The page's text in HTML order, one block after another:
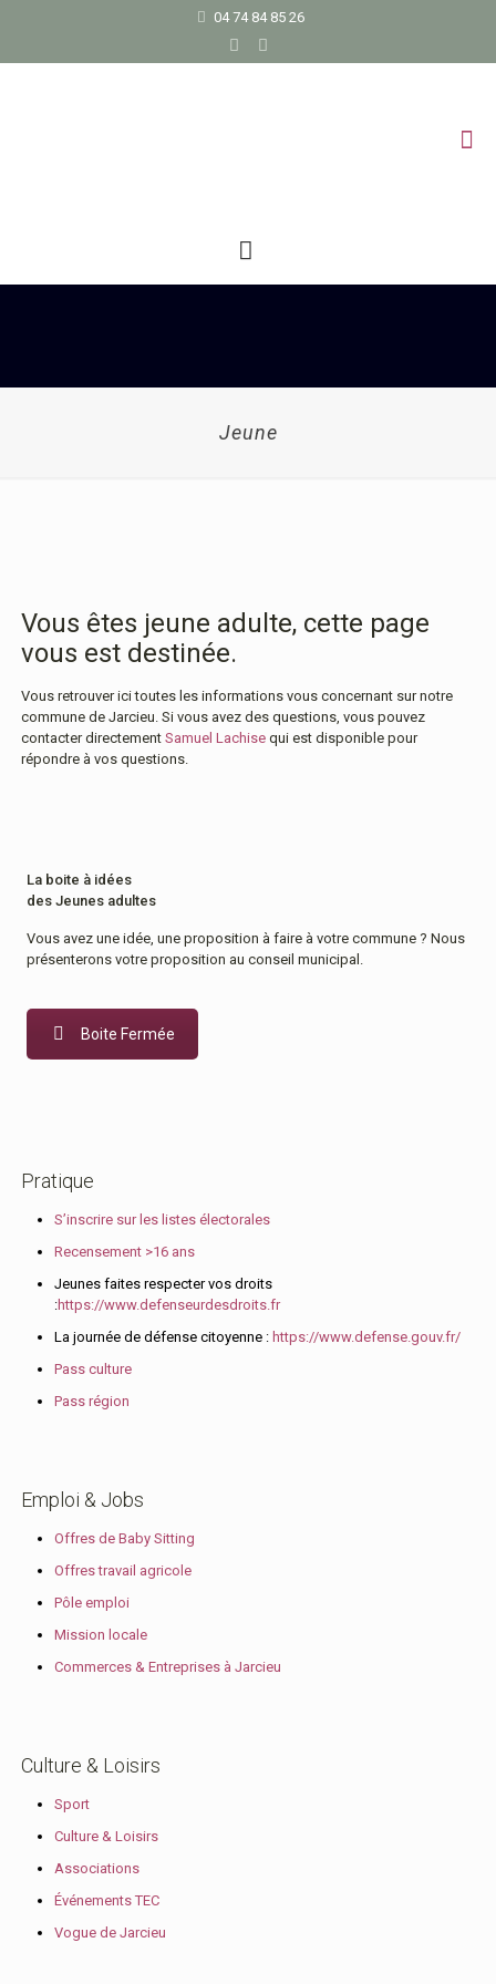
04 74 84 85 26
Jeune
Vous êtes jeune adulte, cette page
vous est destinée.
Vous retrouver ici toutes les informations vous concernant sur notre
commune de Jarcieu. Si vous avez des questions, vous pouvez
contacter directementSamuel Lachise qui est disponible pour
répondre à vos questions.
La boite à idées
des Jeunes adultes
Vous avez une idée, une proposition à faire à votre commune ? Nous
présenterons votre proposition au conseil municipal.
Boite Fermée
Pratique
S’inscrire sur les listes électorales
Recensement >16 ans
Jeunes faites respecter vos droits
:https://www.defenseurdesdroits.fr
La journée de défense citoyenne : https://www.defense.gouv.fr/
Pass culture
Pass région
Emploi & Jobs
Offres de Baby Sitting
Offres travail agricole
Pôle emploi
Mission locale
Commerces & Entreprises à Jarcieu
Culture & Loisirs
Sport
Culture & Loisirs
Associations
Événements TEC
Vogue de Jarcieu